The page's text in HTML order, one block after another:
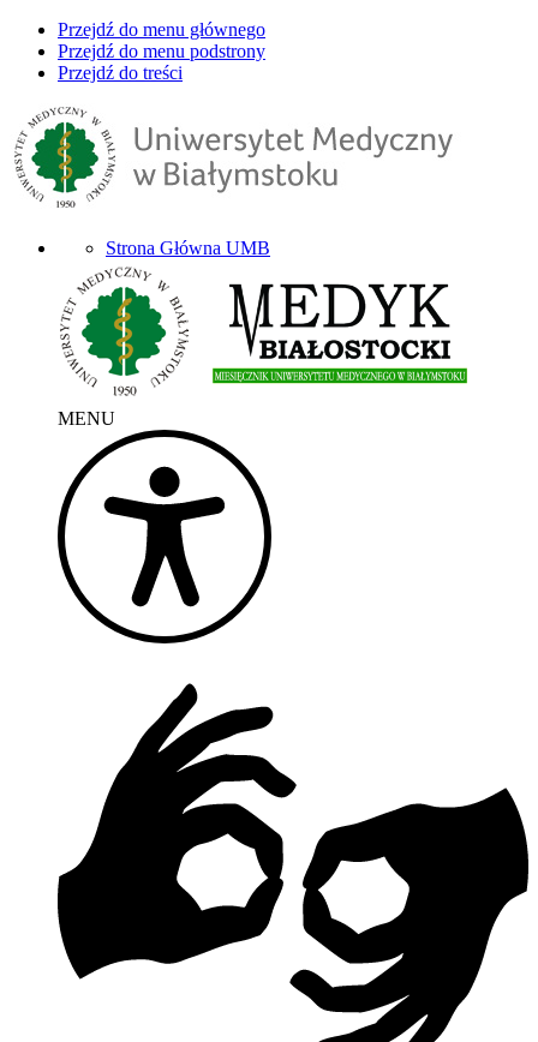
Przejdź do menu głównego
Przejdź do menu podstrony
Przejdź do treści
Strona Główna UMB
MENU